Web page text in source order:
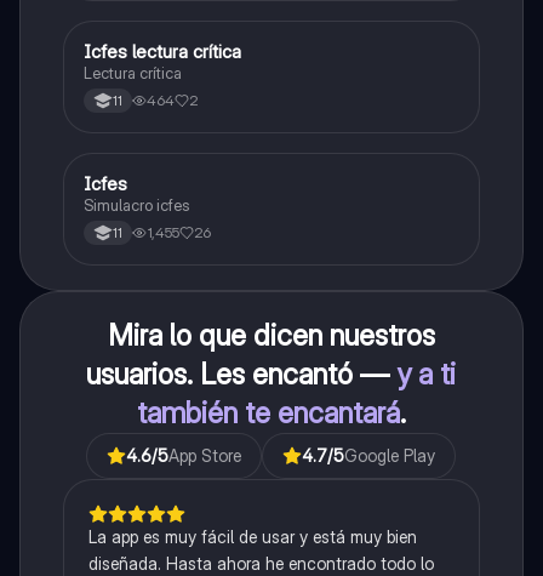
Lengua Castellana
Icfes lectura crítica
Lectura crítica
11 464 2
ICFES: Sociales y Ciudadanas
Icfes
Simulacro icfes
11 1,455 26
Mira lo que dicen nuestros
usuarios. Les encantó —y a ti
también te encantará.
4.6/5App Store 4.7/5Google Play
La app es muy fácil de usar y está muy bien
diseñada. Hasta ahora he encontrado todo lo